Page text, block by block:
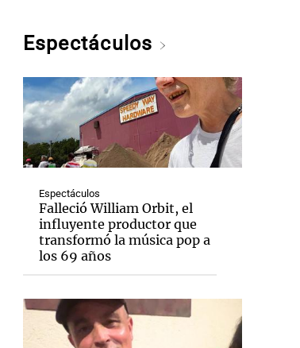
Espectáculos
Espectáculos
Falleció William Orbit, el
influyente productor que
transformó la música pop a
los 69 años